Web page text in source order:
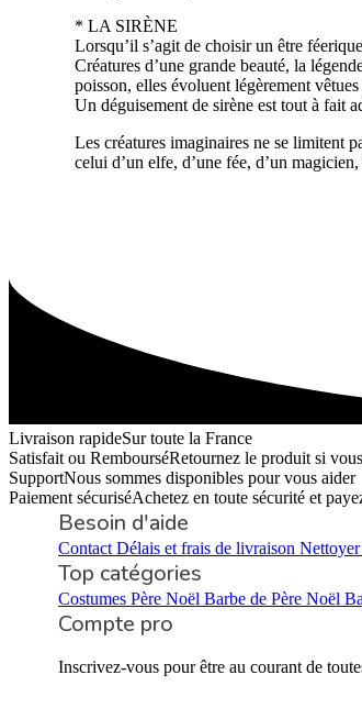
* LA SIRÈNE
Lorsqu’il s’agit de choisir un être
Créatures d’une grande beauté, la
poisson, elles évoluent légèrement
Un déguisement de sirène est tout à fait
Les créatures imaginaires ne se limitent
celui d’un elfe, d’une fée, d’un
Livraison rapideSur toute la France
Satisfait ou RembourséRetournez le produit si
SupportNous sommes disponibles pour vous aider
Paiement sécuriséAchetez en toute sécurité et
Besoin d'aide
Contact Délais et frais de livraison Nettoyer
Top catégories
Costumes Père Noël Barbe de Père Noël
Compte pro
Inscrivez-vous pour être au courant de